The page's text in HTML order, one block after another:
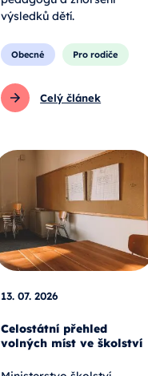
výsledků dětí.
Obecné Pro rodiče
Celý článek
13. 07. 2026
Celostátní přehled
volných míst ve školství